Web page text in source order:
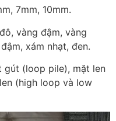
7mm, 10mm.
vàng đậm, vàng
xám nhạt, đen.
gút (loop pile), mặt len
(high loop và low